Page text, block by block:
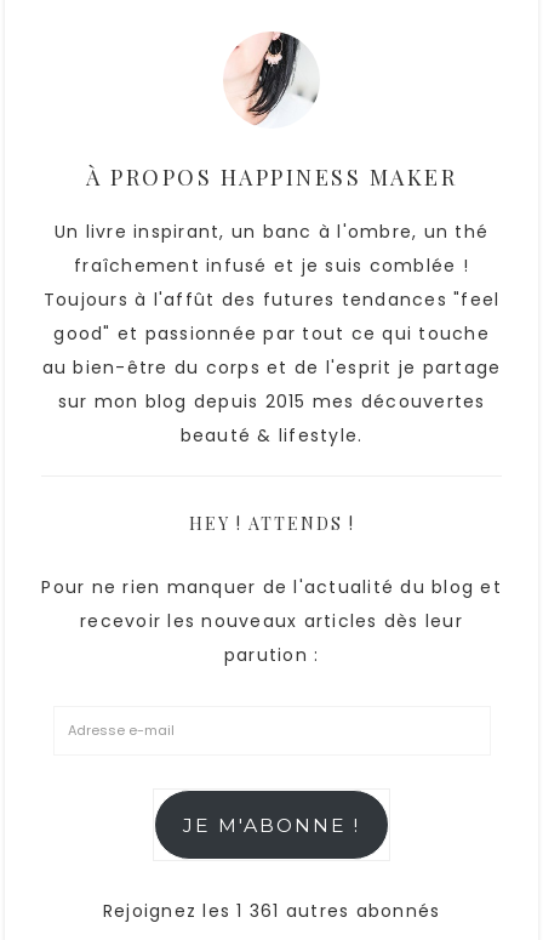
À PROPOS HAPPINESS MAKER
Un livre inspirant, un banc à l'ombre, un thé
fraîchement infusé et je suis comblée !
Toujours à l'affût des futures tendances "feel
good" et passionnée par tout ce qui touche
au bien-être du corps et de l'esprit je partage
sur mon blog depuis 2015 mes découvertes
beauté & lifestyle.
HEY ! ATTENDS !
Pour ne rien manquer de l'actualité du blog et
recevoir les nouveaux articles dès leur
parution :
JE M'ABONNE !
Rejoignez les 1 361 autres abonnés